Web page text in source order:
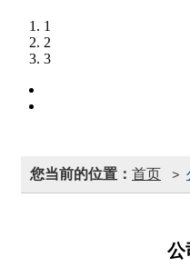
1
2
3
您当前的位置： 首页 >
公